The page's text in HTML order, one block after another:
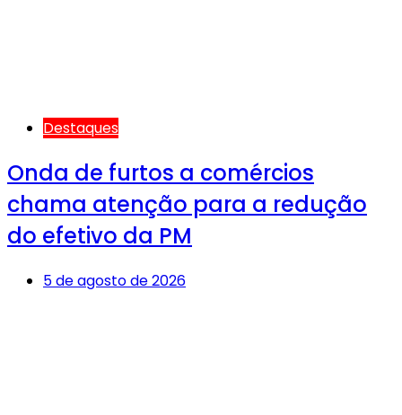
Destaques
Onda de furtos a comércios
chama atenção para a redução
do efetivo da PM
5 de agosto de 2026